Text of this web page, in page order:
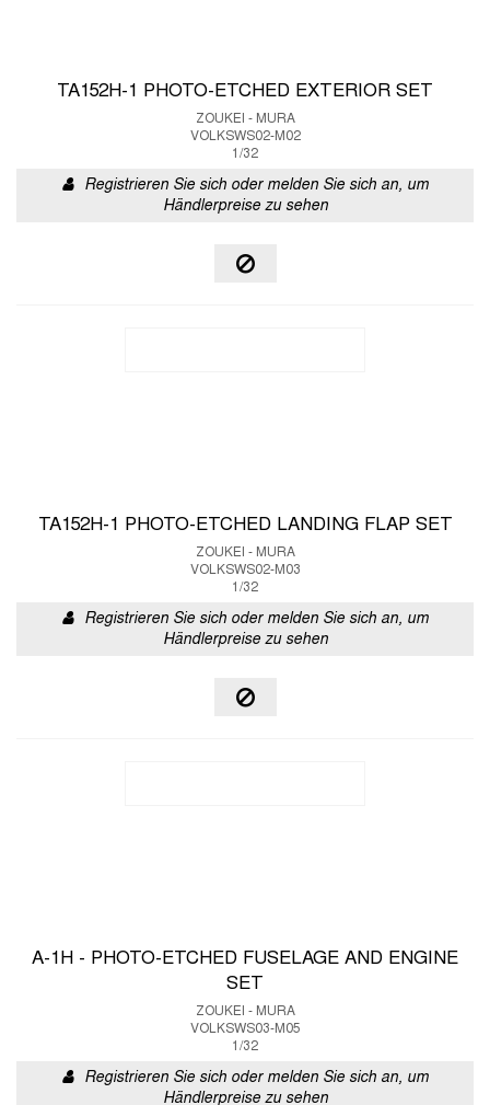
TA152H-1 PHOTO-ETCHED EXTERIOR SET
ZOUKEI - MURA
VOLKSWS02-M02
1/32
Registrieren Sie sich oder melden Sie sich an, um
Händlerpreise zu sehen
TA152H-1 PHOTO-ETCHED LANDING FLAP SET
ZOUKEI - MURA
VOLKSWS02-M03
1/32
Registrieren Sie sich oder melden Sie sich an, um
Händlerpreise zu sehen
A-1H - PHOTO-ETCHED FUSELAGE AND ENGINE
SET
ZOUKEI - MURA
VOLKSWS03-M05
1/32
Registrieren Sie sich oder melden Sie sich an, um
Händlerpreise zu sehen